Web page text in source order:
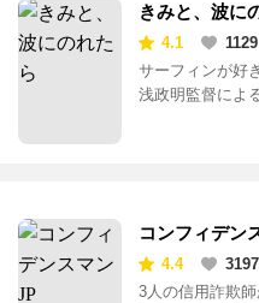
きみと、波に
4.1
1129
サーフィンが好
浅政明監督によ
コンフィデン
4.4
3197
3人の信用詐欺